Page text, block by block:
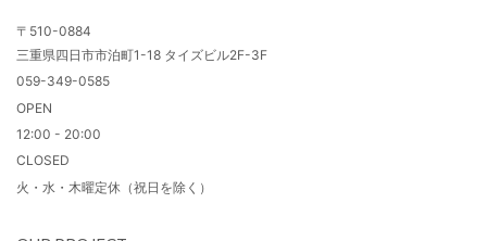
〒510-0884
三重県四日市市泊町1-18 タイズビル2F-3F
059-349-0585
OPEN
12:00 - 20:00
CLOSED
火・水・木曜定休（祝日を除く）